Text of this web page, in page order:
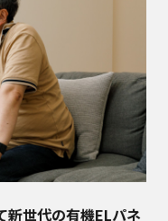
新世代の有機ELパネ